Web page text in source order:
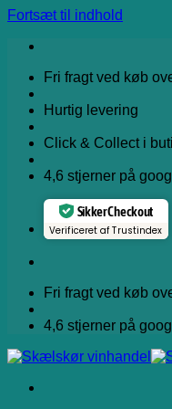
Fortsæt til indhold
Fri fragt ved køb
Hurtig levering
Click & Collect i
4,6 stjerner på
Sikker Checkout
Verificeret af Trustindex
Fri fragt ved køb
4,6 stjerner på